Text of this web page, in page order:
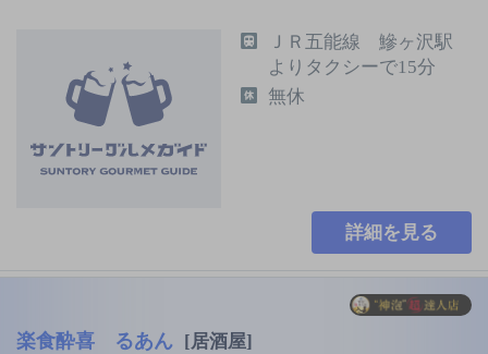
ＪＲ五能線 鰺ヶ沢駅
よりタクシーで15分
無休
詳細を見る
楽食酔喜 るあん [居酒屋]